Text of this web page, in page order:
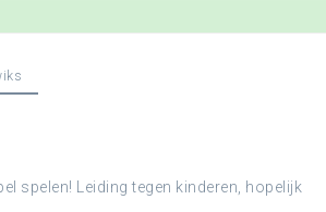
spelen! Leiding tegen kinderen, hopelijk